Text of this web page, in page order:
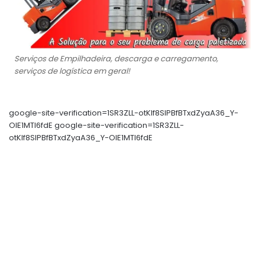
Serviços de Empilhadeira, descarga e carregamento,
serviços de logística em geral!
google-site-verification=1SR3ZLL-otKIf8SlPBfBTxdZyaA36_Y-
OIE1MTl6fdE google-site-verification=1SR3ZLL-
otKIf8SlPBfBTxdZyaA36_Y-OIE1MTl6fdE